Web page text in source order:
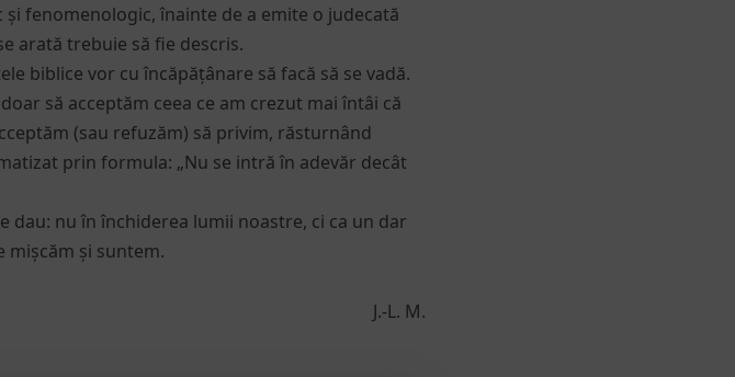
fenomenologic, înainte de a emite o judecată
arată trebuie să fie descris.
biblice vor cu încăpățânare să facă să se vadă.
să acceptăm ceea ce am crezut mai întâi că
(sau refuzăm) să privim, răsturnând
prin formula: „Nu se intră în adevăr decât
dau: nu în închiderea lumii noastre, ci ca un dar
mișcăm și suntem.
J.-L. M.